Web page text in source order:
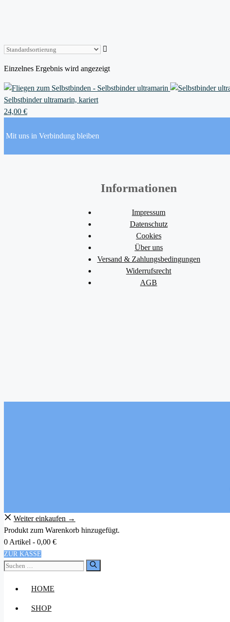
Einzelnes Ergebnis wird angezeigt
Selbstbinder ultramarin, kariert
24,00 €
Mit uns in Verbindung bleiben
Informationen
Impressum
Datenschutz
Cookies
Über uns
Versand & Zahlungsbedingungen
Widerrufsrecht
AGB
Weiter einkaufen →
Produkt zum Warenkorb hinzugefügt.
0 Artikel - 0,00 €
ZUR KASSE
Suchen
HOME
SHOP